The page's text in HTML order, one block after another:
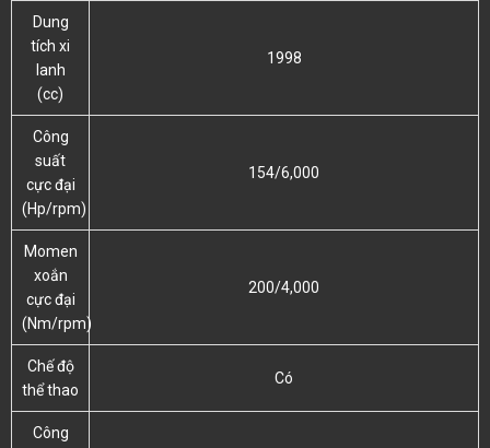
Dung
tích xi
lanh
(cc)
1998
Công
suất
cực đại
(Hp/rpm)
154/6,000
Momen
xoắn
cực đại
(Nm/rpm)
200/4,000
Chế độ
thể thao
Có
Công